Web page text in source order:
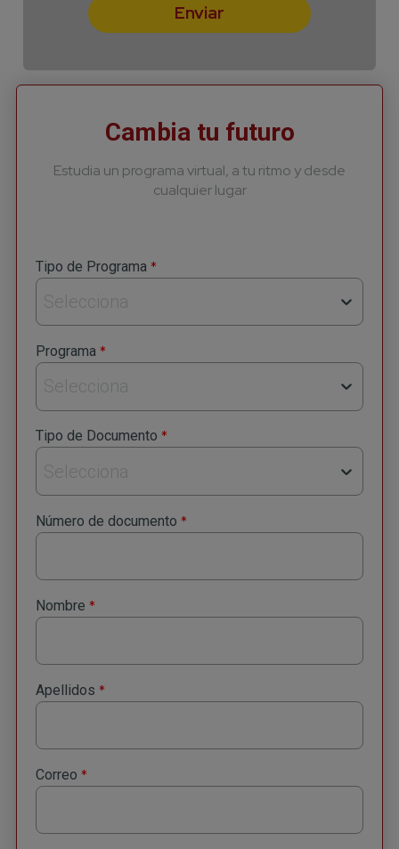
Cambia tu futuro
Estudia un programa virtual, a tu ritmo y desde
cualquier lugar
Tipo de Programa *
Selecciona
Programa *
Selecciona
Tipo de Documento *
Selecciona
Número de documento *
Nombre *
Apellidos *
Correo *